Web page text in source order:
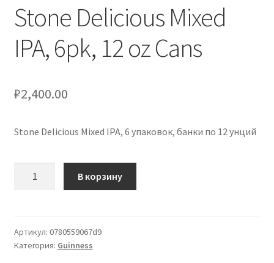
Скидки
Схема проезда
Услуги
Юр. лицам
Stone Delicious Mixed
IPA, 6pk, 12 oz Cans
₽2,400.00
Stone Delicious Mixed IPA, 6 упаковок, банки по 12 унций
Mixed
IPA,
В корзину
Артикул: 0780559067d9
Категория: Guinness